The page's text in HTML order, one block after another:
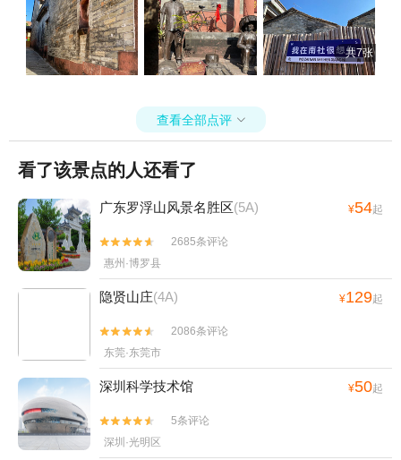
共7张
查看全部点评 
看了该景点的人还看了
广东罗浮山风景名胜区(5A) ¥54起


2685条评论
惠州·博罗县
隐贤山庄(4A) ¥129起


2086条评论
东莞·东莞市
深圳科学技术馆 ¥50起


5条评论
深圳·光明区